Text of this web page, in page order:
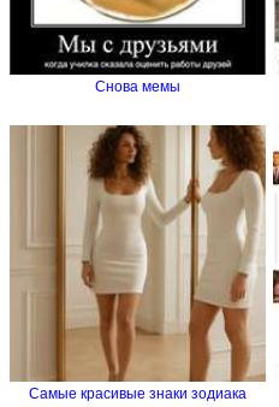
Снова мемы
Самые красивые знаки зодиака